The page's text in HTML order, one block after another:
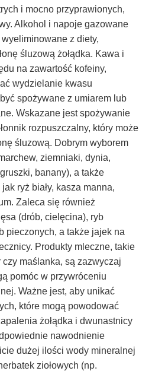
i mocno przyprawionych,
Alkohol i napoje gazowane
z diety,
śluzową żołądka. Kawa i
na zawartość kofeiny,
wydzielanie kwasu
spożywane z umiarem lub
Wskazane jest spożywanie
rozpuszczalny, który może
śluzową. Dobrym wyborem
ziemniaki, dynia,
banany), a także
ryż biały, kasza manna,
Zaleca się również
(drób, cielęcina), ryb
pieczonych, a także jajek na
Produkty mleczne, takie
maślanka, są zazwyczaj
pomóc w przywróceniu
Ważne jest, aby unikać
które mogą powodować
żołądka i dwunastnicy
nawodnienie
dużej ilości wody mineralnej
ziołowych (np.